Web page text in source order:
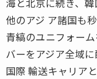
他のアジ ア諸国も
青縞のユニフォー
バーをアジア全域に
国際 輸送キャリア